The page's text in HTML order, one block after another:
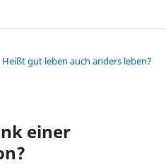
Heißt gut leben auch anders leben?
einer